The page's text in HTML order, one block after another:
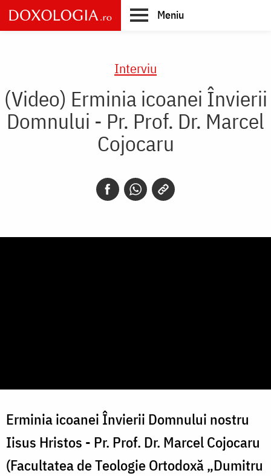
Skip
to
main
Meniu
Interviu
(Video) Erminia icoanei Învierii
Domnului - Pr. Prof. Dr. Marcel
Cojocaru
Erminia icoanei Învierii Domnului nostru
Iisus Hristos - Pr. Prof. Dr. Marcel Cojocaru
(Facultatea de Teologie Ortodoxă „Dumitru